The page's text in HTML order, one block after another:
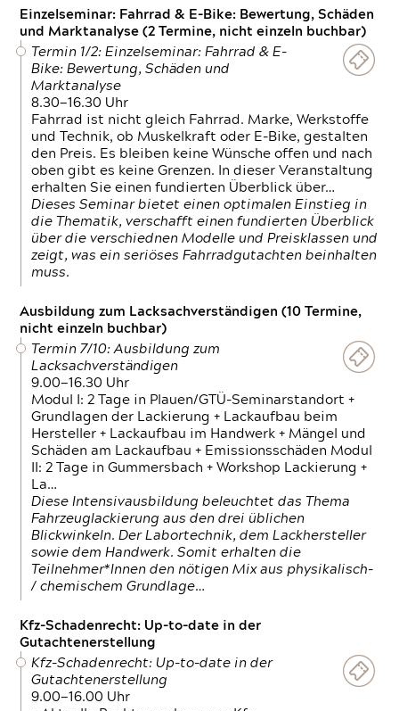
Einzelseminar: Fahrrad & E-Bike: Bewertung, Schäden
und Marktanalyse (2 Termine, nicht einzeln buchbar)
Termin 1/2: Einzelseminar: Fahrrad & E-
Bike: Bewertung, Schäden und
Marktanalyse
8.30—16.30 Uhr
Fahrrad ist nicht gleich Fahrrad. Marke, Werkstoffe
und Technik, ob Muskelkraft oder E-Bike, gestalten
den Preis. Es bleiben keine Wünsche offen und nach
oben gibt es keine Grenzen. In dieser Veranstaltung
erhalten Sie einen fundierten Überblick über…
Dieses Seminar bietet einen optimalen Einstieg in
die Thematik, verschafft einen fundierten Überblick
über die verschiednen Modelle und Preisklassen und
zeigt, was ein seriöses Fahrradgutachten beinhalten
muss.
Ausbildung zum Lacksachverständigen (10 Termine,
nicht einzeln buchbar)
Termin 7/10: Ausbildung zum
Lacksachverständigen
9.00—16.30 Uhr
Modul I: 2 Tage in Plauen/GTÜ-Seminarstandort +
Grundlagen der Lackierung + Lackaufbau beim
Hersteller + Lackaufbau im Handwerk + Mängel und
Schäden am Lackaufbau + Emissionsschäden Modul
II: 2 Tage in Gummersbach + Workshop Lackierung +
La…
Diese Intensivausbildung beleuchtet das Thema
Fahrzeuglackierung aus den drei üblichen
Blickwinkeln. Der Labortechnik, dem Lackhersteller
sowie dem Handwerk. Somit erhalten die
Teilnehmer*Innen den nötigen Mix aus physikalisch-
/ chemischem Grundlage…
Kfz-Schadenrecht: Up-to-date in der
Gutachtenerstellung
Kfz-Schadenrecht: Up-to-date in der
Gutachtenerstellung
9.00—16.00 Uhr